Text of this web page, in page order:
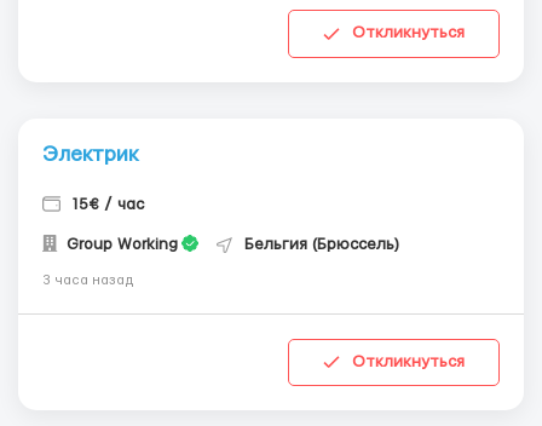
Откликнуться
Электрик
15€ / час
Group Working Бельгия (Брюссель)
3 часа назад
Откликнуться